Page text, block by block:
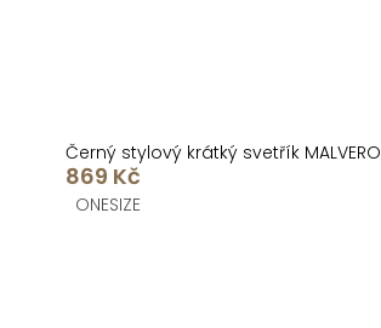
Černý stylový krátký svetřík MALVERO
869 Kč
ONESIZE